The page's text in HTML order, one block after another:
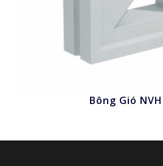
Nhấn để xem
Bông Gió